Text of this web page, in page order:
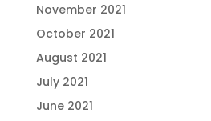
November 2021
October 2021
August 2021
July 2021
June 2021